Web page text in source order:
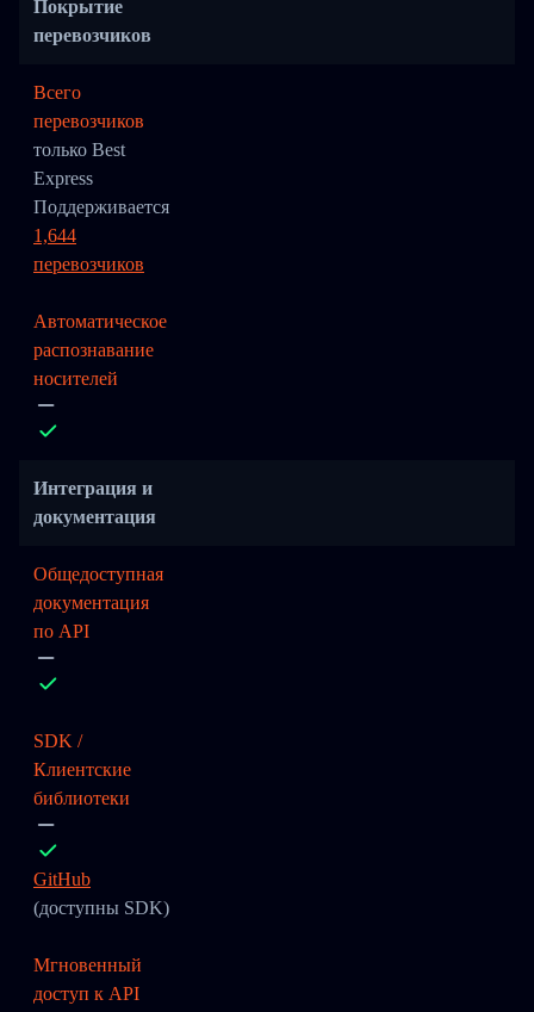
Покрытие
перевозчиков
Всего
перевозчиков
только Best
Express
Поддерживается
1,644
перевозчиков
Автоматическое
распознавание
носителей
Интеграция и
документация
Общедоступная
документация
по API
SDK /
Клиентские
библиотеки
GitHub
(доступны SDK)
Мгновенный
доступ к API